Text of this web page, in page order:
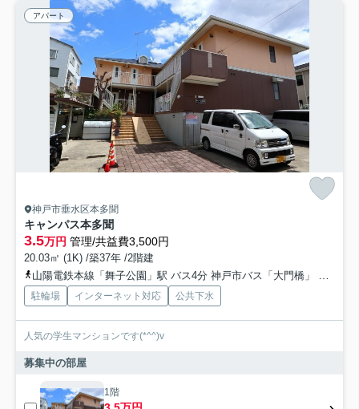
アパート
神戸市垂水区本多聞
キャンパス本多聞
3.5万円 管理/共益費3,500円
20.03㎡ (1K) /築37年 /2階建
山陽電鉄本線「舞子公園」駅 バス4分 神戸市バス「大門橋」 停歩4分
駐輪場 インターネット対応 公共下水
人気の学生マンションです(*^^)v
募集中の部屋
1階